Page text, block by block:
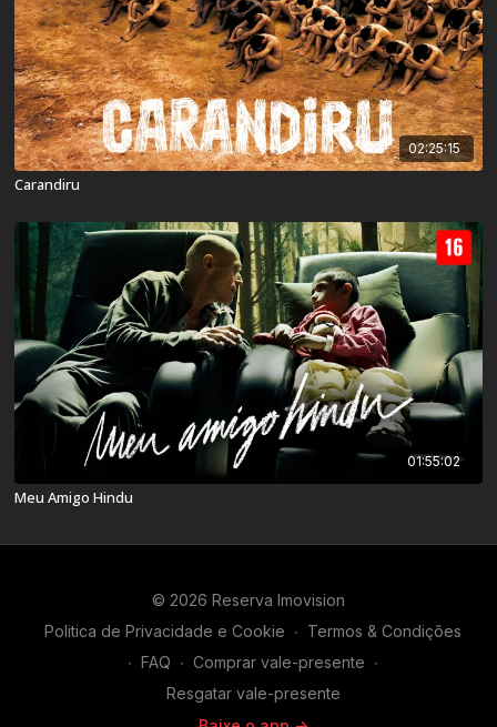
02:25:15
Carandiru
01:55:02
Meu Amigo Hindu
© 2026 Reserva Imovision
Politica de Privacidade e Cookie ∙ Termos & Condições
∙ FAQ ∙ Comprar vale-presente ∙
Resgatar vale-presente